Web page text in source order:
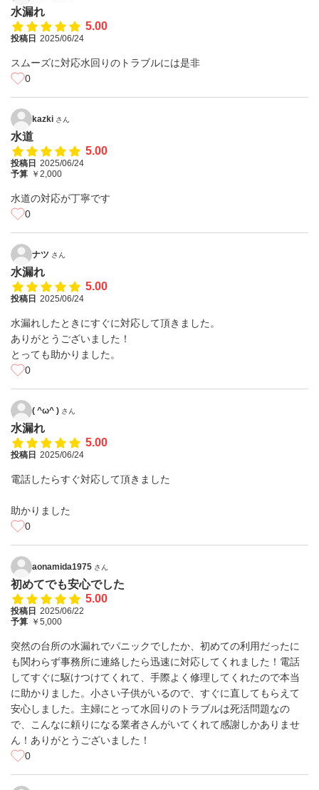
水漏れ
5.00
投稿日 2025/06/24
スムーズに対応水回りのトラブルには是非
0
kazki さん
水道
5.00
投稿日 2025/06/24
予算 ￥2,000
水道の対応が丁寧です
0
ナツ さん
水漏れ
5.00
投稿日 2025/06/24
水漏れしたときにすぐに対応して頂きました。
ありがとうございました！
とっても助かりました。
0
( ^ω^ ) さん
水漏れ
5.00
投稿日 2025/06/24
電話したらすぐ対応して頂きました
助かりました
0
aonamida1975 さん
初めてでも安心でした
5.00
投稿日 2025/06/22
予算 ￥5,000
突然の台所の水漏れでパニックでしたか、初めての利用だったに
も関わらず事務所に連絡したら迅速に対応してくれました！電話
してすぐに駆けつけてくれて、手際よく修理してくれたので本当
に助かりました。小さい子供がいるので、すぐに直してもらえて
安心しました。主婦にとって水回りのトラブルは死活問題なの
で、こんなに頼りになる業者さんがいてくれて感謝しかありませ
ん！ありがとうございました！
0